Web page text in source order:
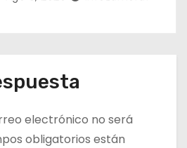
electrónico no será
obligatorios están